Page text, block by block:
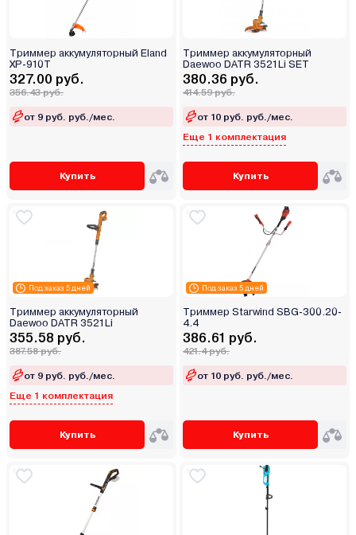
Триммер аккумуляторный Eland
XP-910T
327.00 руб.
356.43 руб.
от 9 руб. руб./мес.
Купить
Триммер аккумуляторный
Daewoo DATR 3521Li SET
380.36 руб.
414.59 руб.
от 10 руб. руб./мес.
Еще 1 комплектация
Купить
Под заказ 5 дней
Триммер аккумуляторный
Daewoo DATR 3521Li
355.58 руб.
387.58 руб.
от 9 руб. руб./мес.
Еще 1 комплектация
Купить
Под заказ 5 дней
Триммер Starwind SBG-300.20-
4.4
386.61 руб.
421.4 руб.
от 10 руб. руб./мес.
Купить